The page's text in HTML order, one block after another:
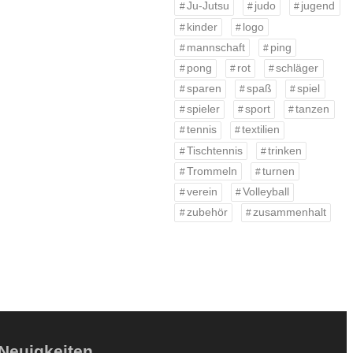
Ju-Jutsu
judo
jugend
kinder
logo
mannschaft
ping
pong
rot
schläger
sparen
spaß
spiel
spieler
sport
tanzen
tennis
textilien
Tischtennis
trinken
Trommeln
turnen
verein
Volleyball
zubehör
zusammenhalt